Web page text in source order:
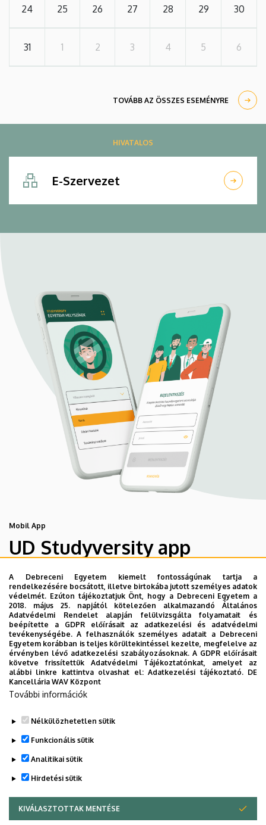
24 25 26 27 28 29 30
31 1 2 3 4 5 6
TOVÁBB AZ ÖSSZES ESEMÉNYRE
HIVATALOS
E-Szervezet
Mobil App
UD Studyversity app
Engedd meg, hogy figyelmedbe ajánljuk a Debreceni
Egyetem új applikációját, melyet hallgatói számára
készített. Az alkalmazás bevezetésével célunk, hogy
segítsünk eligazodni az egyetemi mindennapokban, a
tanulmányaiddal kapcsolatban gyorsan elérhető
információkat biztosítsunk, útmutatót adjunk az egyetemi
évek során felmerülő helyzetekkel, kérdésekkel
kapcsolatban, továbbá „zsebközelbe” hozzuk az Egyetem
és Debrecen város kulturális és sport életét.
A Debreceni Egyetem kiemelt fontosságúnak tartja a
rendelkezésére bocsátott, illetve birtokába jutott személyes adatok
védelmét. Ezúton tájékoztatjuk Önt, hogy a Debreceni Egyetem a
2018. május 25. napjától kötelezően alkalmazandó Általános
Adatvédelmi Rendelet alapján felülvizsgálta folyamatait és
beépítette a GDPR előírásait az adatkezelési és adatvédelmi
tevékenységébe. A felhasználók személyes adatait a Debreceni
Egyetem korábban is teljes körültekintéssel kezelte, megfelelve az
érvényben lévő adatkezelési szabályozásoknak. A GDPR előírásait
követve frissítettük Adatvédelmi Tájékoztatónkat, amelyet az
alábbi linkre kattintva olvashat el:Adatkezelési tájékoztató. DE
Kancellária WAV Központ
További információk
Nélkülözhetetlen sütik
Funkcionális sütik
Analitikai sütik
Hirdetési sütik
KIVÁLASZTOTTAK MENTÉSE
WITHDRAW CONSENT